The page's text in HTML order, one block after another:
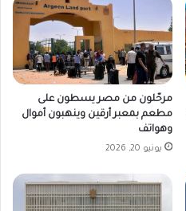
مرحّلون من مصر يسطون على
مطعم بمعبر أرقين وينهبون أموال
وهواتف
يونيو 20, 2026